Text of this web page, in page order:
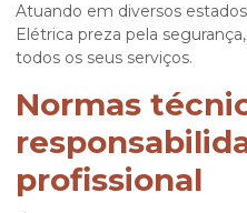
Atuando em diversos
Elétrica preza pela
todos os seus serviços.
Normas
profissional